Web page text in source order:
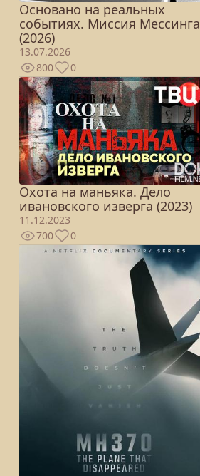
Основано на реальных
событиях. Миссия Мессинга
(2026)
13.07.2026
800
0
Охота на маньяка. Дело
ивановского изверга (2023)
11.12.2023
700
0